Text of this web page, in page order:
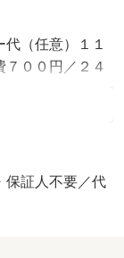
（任意）１１
００円／２４
費用６６００
賃料６０％、
可／ルームシ
『三和エステー
可能です♪賃貸
保証人不要／代